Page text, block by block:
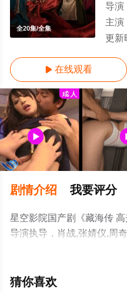
全20集/全集
导演
主演
更新
 在线观看
剧情介绍 我要评分
星空影院国产剧《藏海传
导演执导，肖战,张婧仪,周
演绎的中国大陆电视剧，
电影网，更多相关信息可移
猜你喜欢